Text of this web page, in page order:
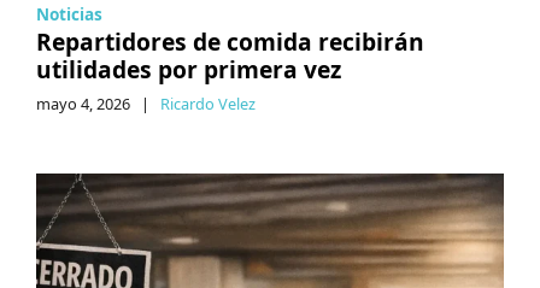
Noticias
Repartidores de comida recibirán
utilidades por primera vez
mayo 4, 2026 | Ricardo Velez